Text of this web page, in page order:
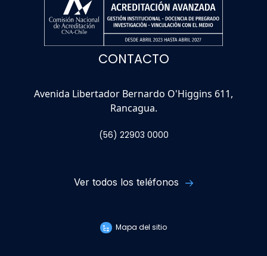
CONTACTO
Avenida Libertador Bernardo O'Higgins 611,
Rancagua.
(56) 22903 0000
Ver todos los teléfonos
Mapa del sitio